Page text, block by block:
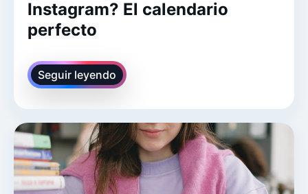
Instagram? El calendario
perfecto
Seguir leyendo